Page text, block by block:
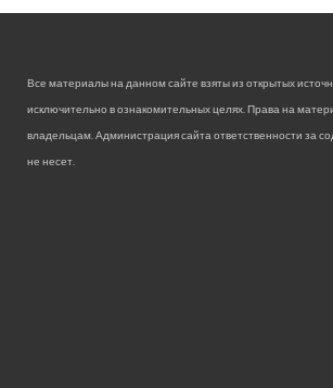
Все материалы на данном сайте взяты из открытых
исключительно в ознакомительных целях. Права на
владельцам. Администрация сайта ответственности за
не несет.